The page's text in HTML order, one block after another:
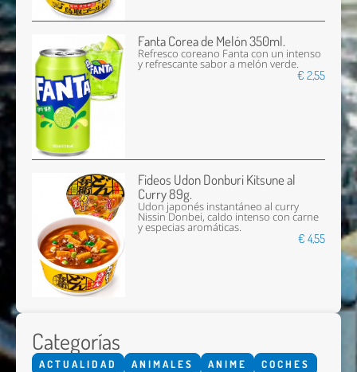
Fanta Corea de Melón 350ml.
Refresco coreano Fanta con un intenso
y refrescante sabor a melón verde.
€ 2,55
Fideos Udon Donburi Kitsune al
Curry 89g.
Udon japonés instantáneo al curry
Nissin Donbei, caldo intenso con carne
y especias aromáticas.
€ 4,55
Categorías
ACTUALIDAD ANIMALES ANIME
COCHES